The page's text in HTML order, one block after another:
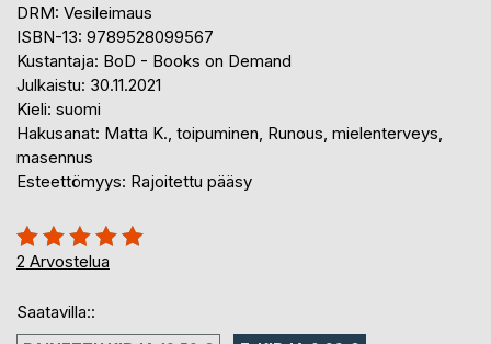
DRM: Vesileimaus
ISBN-13: 9789528099567
Kustantaja: BoD - Books on Demand
Julkaistu: 30.11.2021
Kieli: suomi
Hakusanat: Matta K., toipuminen, Runous, mielenterveys,
masennus
Esteettömyys: Rajoitettu pääsy
Arvostelu::
100%
2 Arvostelua
Saatavilla::